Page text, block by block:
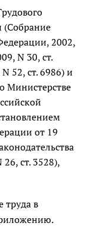
(Собрание
2002,
N 30, ст.
52, ст. 6986) и
Министерстве
от 19
ст. 3528),
труда в